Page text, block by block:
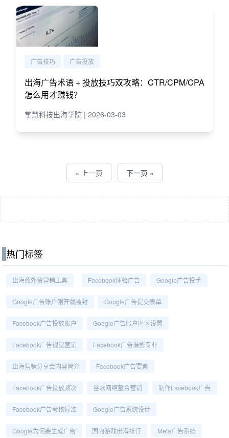
广告技巧 广告投放
出海广告术语 + 投放技巧双攻略：CTR/CPM/CPA
怎么用才赚钱？
掌慧科技出海学院 | 2026-03-03
« 上一页 下一页 »
热门标签
出海燕外贸营销工具 Facebook体验广告 Google广告投手
Google广告账户刚开就被封 Google广告提交表单
Facebook广告投放账户 Google广告账户时区设置
Facebook广告视觉营销 Facebook广告摄影专业
出海营销分享会内容简介 Facebook广告要素
Facebook广告投放频次 谷歌网络整合营销 制作Facebook广告
Facebook广告考核标准 Google广告系统设计
Google为何要生成广告 国内游戏出海排行 Meta广告系统